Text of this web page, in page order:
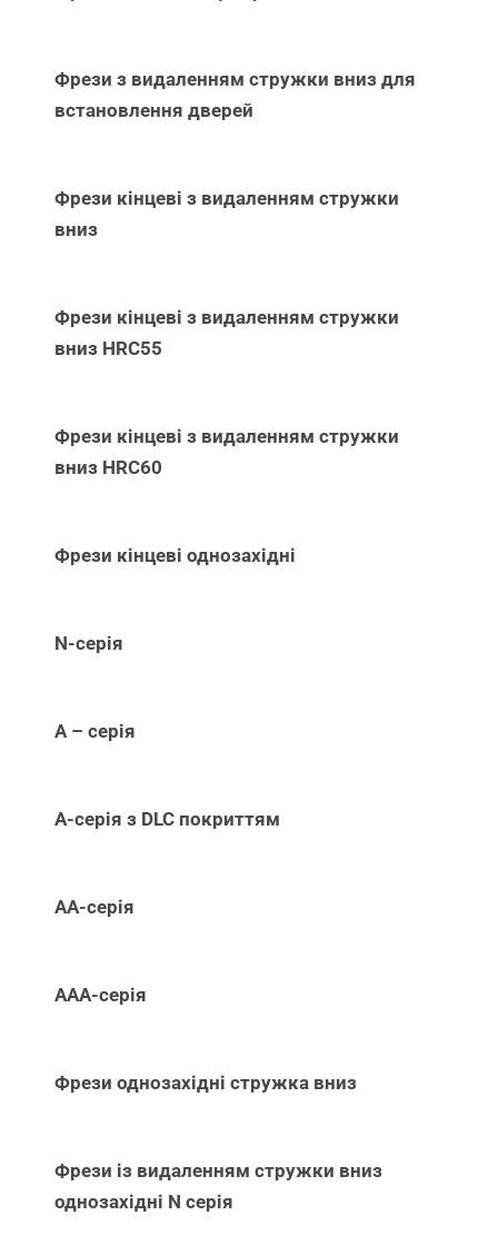
Фрези з видаленням стружки вниз для
встановлення дверей
Фрези кінцеві з видаленням стружки
вниз
Фрези кінцеві з видаленням стружки
вниз НRC55
Фрези кінцеві з видаленням стружки
вниз НRC60
Фрези кінцеві однозахідні
N-серія
А – серія
А-серія з DLC покриттям
АА-серія
ААА-серія
Фрези однозахідні стружка вниз
Фрези із видаленням стружки вниз
однозахідні N серія